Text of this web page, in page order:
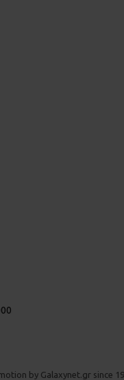
by Galaxynet.gr since